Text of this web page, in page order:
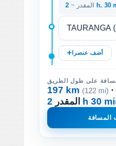
المقدر ~ 2 h. 30
أضف عنصرا
على طول الطريق
197 km (122 mi) · وقت السفر
المقدر 2 h 30